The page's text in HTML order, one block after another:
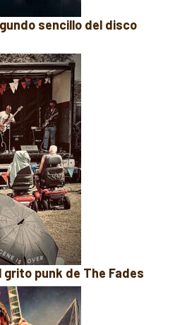
sencillo del disco
grito punk de The Fades